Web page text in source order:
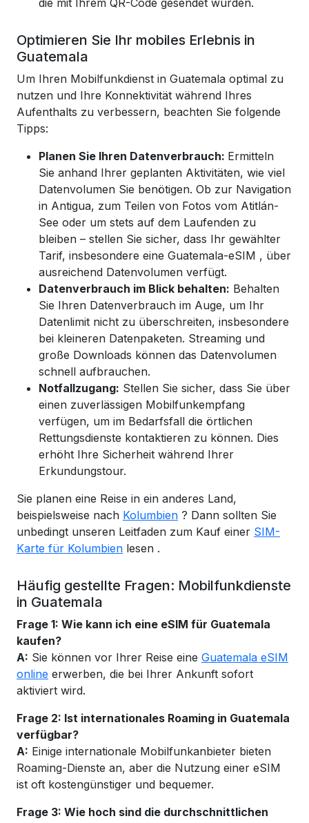
die mit Ihrem QR-Code gesendet wurden.
Optimieren Sie Ihr mobiles Erlebnis in
Guatemala
Um Ihren Mobilfunkdienst in Guatemala optimal zu
nutzen und Ihre Konnektivität während Ihres
Aufenthalts zu verbessern, beachten Sie folgende
Tipps:
Planen Sie Ihren Datenverbrauch: Ermitteln
Sie anhand Ihrer geplanten Aktivitäten, wie viel
Datenvolumen Sie benötigen. Ob zur Navigation
in Antigua, zum Teilen von Fotos vom Atitlán-
See oder um stets auf dem Laufenden zu
bleiben – stellen Sie sicher, dass Ihr gewählter
Tarif, insbesondere eine Guatemala-eSIM , über
ausreichend Datenvolumen verfügt.
Datenverbrauch im Blick behalten: Behalten
Sie Ihren Datenverbrauch im Auge, um Ihr
Datenlimit nicht zu überschreiten, insbesondere
bei kleineren Datenpaketen. Streaming und
große Downloads können das Datenvolumen
schnell aufbrauchen.
Notfallzugang: Stellen Sie sicher, dass Sie über
einen zuverlässigen Mobilfunkempfang
verfügen, um im Bedarfsfall die örtlichen
Rettungsdienste kontaktieren zu können. Dies
erhöht Ihre Sicherheit während Ihrer
Erkundungstour.
Sie planen eine Reise in ein anderes Land,
beispielsweise nach Kolumbien ? Dann sollten Sie
unbedingt unseren Leitfaden zum Kauf einer SIM-
Karte für Kolumbien lesen .
Häufig gestellte Fragen: Mobilfunkdienste
in Guatemala
Frage 1: Wie kann ich eine eSIM für Guatemala
kaufen?
A: Sie können vor Ihrer Reise eine Guatemala eSIM
online erwerben, die bei Ihrer Ankunft sofort
aktiviert wird.
Frage 2: Ist internationales Roaming in Guatemala
verfügbar?
A: Einige internationale Mobilfunkanbieter bieten
Roaming-Dienste an, aber die Nutzung einer eSIM
ist oft kostengünstiger und bequemer.
Frage 3: Wie hoch sind die durchschnittlichen